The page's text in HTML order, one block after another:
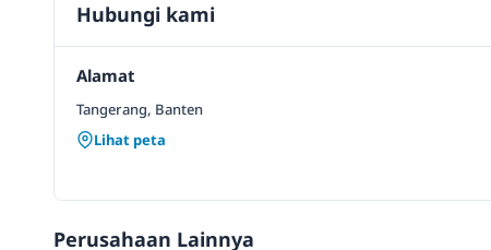
Hubungi kami
Alamat
Tangerang, Banten
Lihat peta
Perusahaan Lainnya